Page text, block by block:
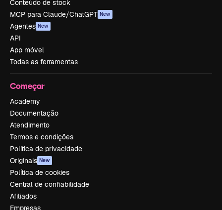
Conteúdo de stock
MCP para Claude/ChatGPT New
Agentes New
API
App móvel
Todas as ferramentas
Começar
Academy
Documentação
Atendimento
Termos e condições
Política de privacidade
Originais New
Política de cookies
Central de confiabilidade
Afiliados
Empresas